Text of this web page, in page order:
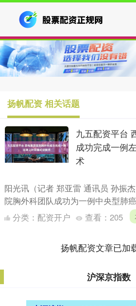
扬帆配资 相关话题
九五配资平台
成功完成一例
术
阳光讯（记者 郑亚雷 通讯员 孙振
院胸外科团队成功为一例中央型肺
术。目前，患者术后恢复良好，已
破标志....
分类： 配资开户 查看： 205
扬帆配资文章已加
沪深京指数